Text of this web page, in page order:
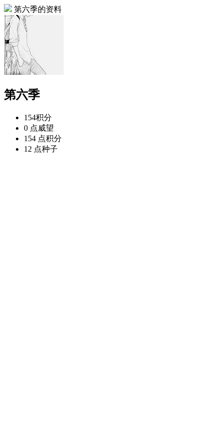
第六季的资料
第六季
154积分
0 点威望
154 点积分
12 点种子